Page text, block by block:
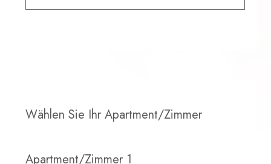
Wählen Sie Ihr Apartment/Zimmer
Apartment/Zimmer 1